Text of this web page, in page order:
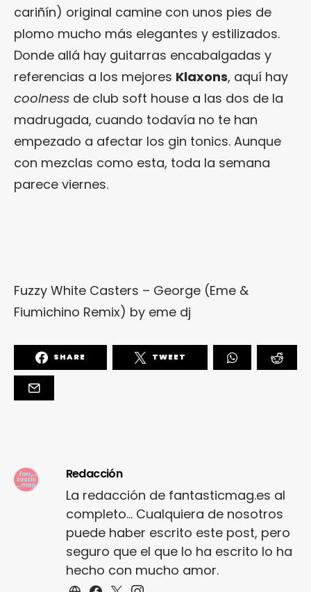
cariñín) original camine con unos pies de
plomo mucho más elegantes y estilizados.
Donde allá hay guitarras encabalgadas y
referencias a los mejores Klaxons, aquí hay
coolness de club soft house a las dos de la
madrugada, cuando todavía no te han
empezado a afectar los gin tonics. Aunque
con mezclas como esta, toda la semana
parece viernes.
Fuzzy White Casters – George (Eme &
Fiumichino Remix) by eme dj
SHARE TWEET
Redacción
La redacción de fantasticmag.es al
completo... Cualquiera de nosotros
puede haber escrito este post, pero
seguro que el que lo ha escrito lo ha
hecho con mucho amor.